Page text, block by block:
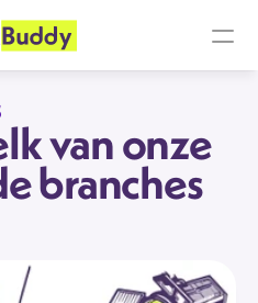
van onze
branches